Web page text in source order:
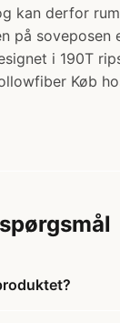
kan derfor
på soveposen
i 190T
Køb